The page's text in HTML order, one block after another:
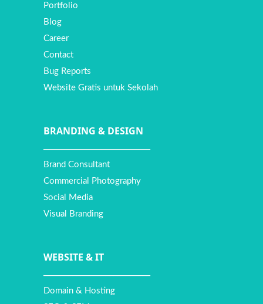
Portfolio
Blog
Career
Contact
Bug Reports
Website Gratis untuk Sekolah
BRANDING & DESIGN
Brand Consultant
Commercial Photography
Social Media
Visual Branding
WEBSITE &IT
Domain & Hosting